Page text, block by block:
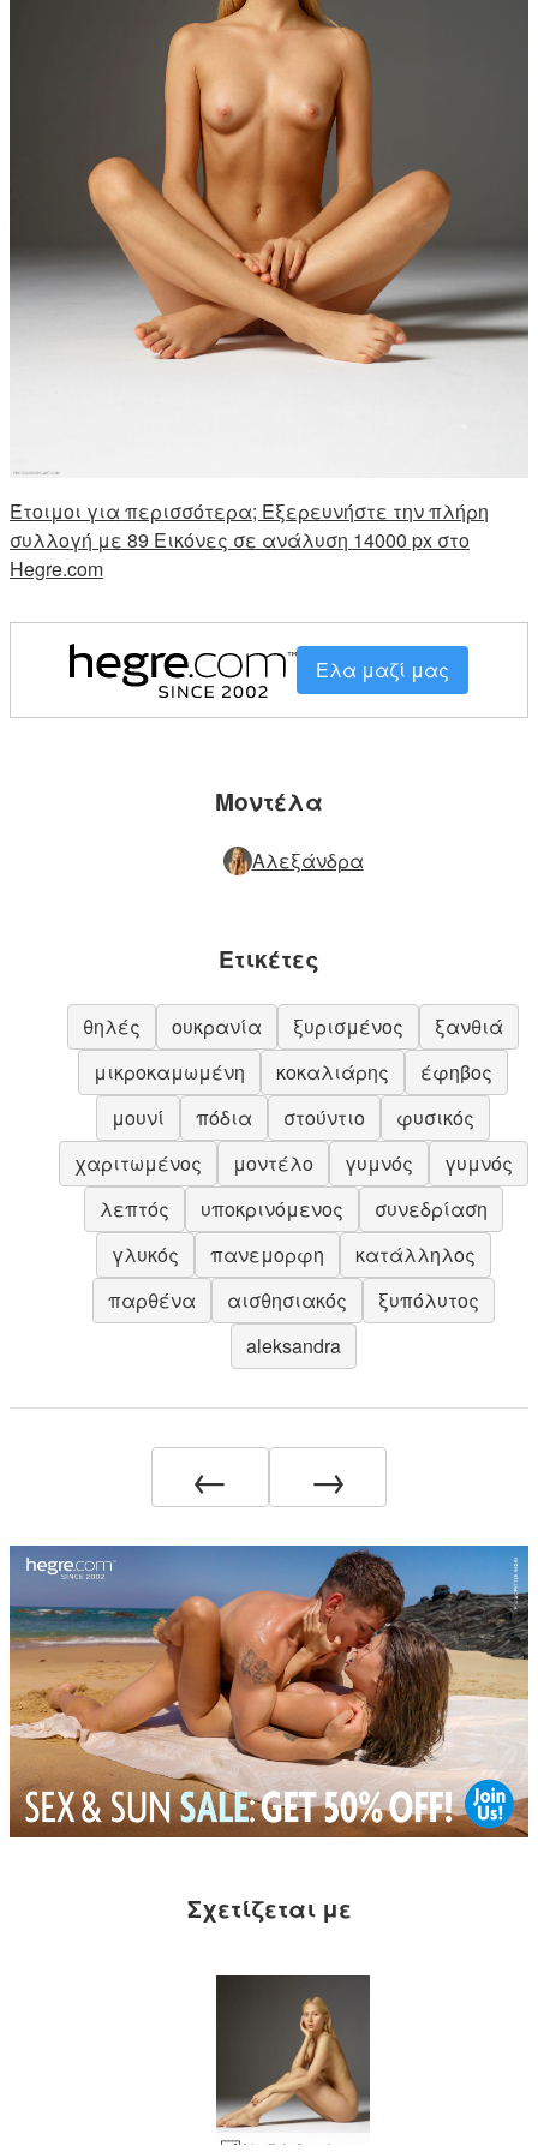
Έτοιμοι για περισσότερα; Εξερευνήστε την πλήρη
συλλογή με 89 Εικόνες σε ανάλυση 14000 px στο
Hegre.com
Ελα μαζί μας
Μοντέλα
Αλεξάνδρα
Ετικέτες
θηλές ουκρανία ξυρισμένος
ξανθιά
μικροκαμωμένη
κοκαλιάρης
έφηβος
μουνί
πόδια στούντιο
φυσικός
χαριτωμένος
μοντέλο γυμνός
γυμνός
λεπτός
υποκρινόμενος
συνεδρίαση
γλυκός
πανεμορφη
κατάλληλος
παρθένα
αισθησιακός
ξυπόλυτος
aleksandra
← →
Σχετίζεται με